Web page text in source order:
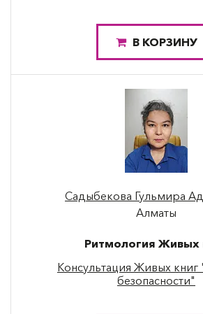
В КОРЗИНУ
Садыбекова Гульмира
Алматы
Ритмология Живых
Консультация Живых
безопасности"